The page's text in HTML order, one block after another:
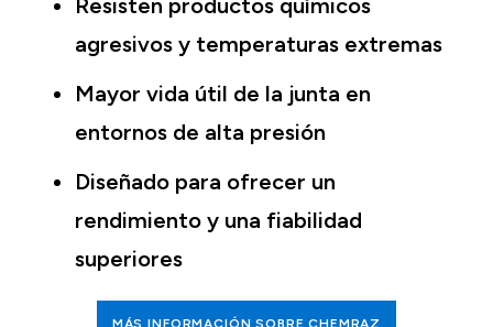
Resisten productos químicos
agresivos y temperaturas extremas
Mayor vida útil de la junta en
entornos de alta presión
Diseñado para ofrecer un
rendimiento y una fiabilidad
superiores
MÁS INFORMACIÓN SOBRE CHEMRAZ